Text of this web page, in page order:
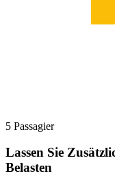
5 Passagier
Lassen Sie
Belasten